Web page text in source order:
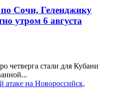
Сочи, Геленджику
утром 6 августа
четверга стали для Кубани